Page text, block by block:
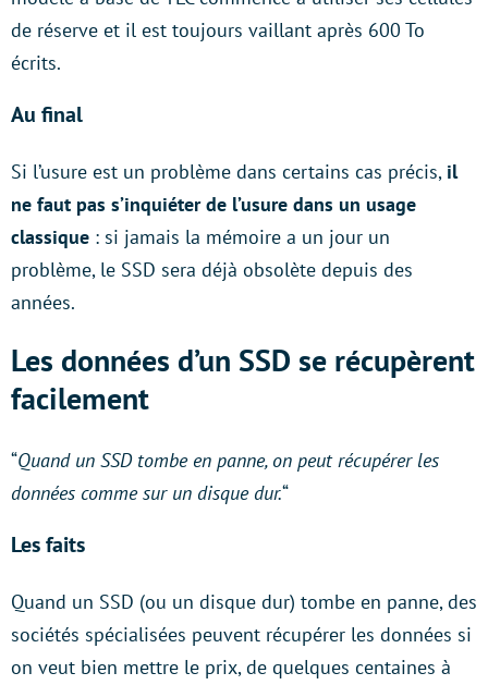
de réserve et il est toujours vaillant après 600 To
écrits.
Au final
Si l’usure est un problème dans certains cas précis, il
ne faut pas s’inquiéter de l’usure dans un usage
classique : si jamais la mémoire a un jour un
problème, le SSD sera déjà obsolète depuis des
années.
Les données d’un SSD se récupèrent
facilement
“Quand un SSD tombe en panne, on peut récupérer les
données comme sur un disque dur.“
Les faits
Quand un SSD (ou un disque dur) tombe en panne, des
sociétés spécialisées peuvent récupérer les données si
on veut bien mettre le prix, de quelques centaines à